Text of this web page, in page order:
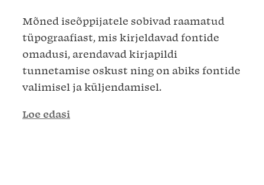
Mõned iseõppijatele sobivad raamatud
tüpograafiast, mis kirjeldavad fontide
omadusi, arendavad kirjapildi
tunnetamise oskust ning on abiks fontide
valimisel ja küljendamisel.
Loe edasi